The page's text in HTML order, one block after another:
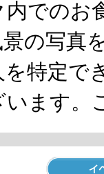
でのお
の写真
を特定で
います。